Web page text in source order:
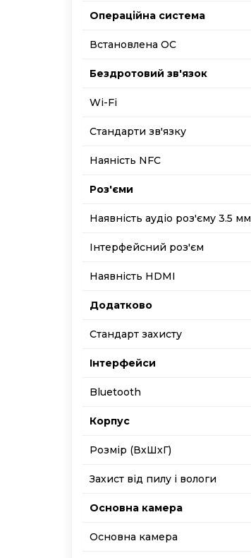
Операційна система
Встановлена ОС
Бездротовий зв'язок
Wi-Fi
Стандарти зв'язку
Наяність NFC
Роз'єми
Наявність аудіо роз'єму 3.5 мм
Інтерфейсний роз'єм
Наявність HDMI
Додатково
Стандарт захисту
Інтерфейси
Bluetooth
Корпус
Розмір (ВхШхГ)
Захист від пилу і вологи
Основна камера
Основна камера